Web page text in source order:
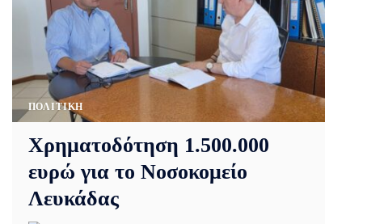
ΠΟΛΙΤΙΚΉ
Χρηματοδότηση 1.500.000
ευρώ για το Νοσοκομείο
Λευκάδας